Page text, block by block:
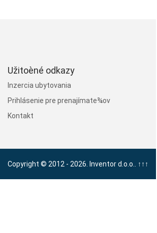
Užitoèné odkazy
Inzercia ubytovania
Prihlásenie pre prenajímate¾ov
Kontakt
Copyright © 2012 - 2026. Inventor d.o.o.. ↑↑↑